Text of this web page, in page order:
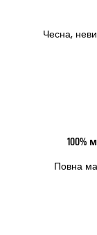
Чесна,
100%
Повна
Тарасівка
Великий